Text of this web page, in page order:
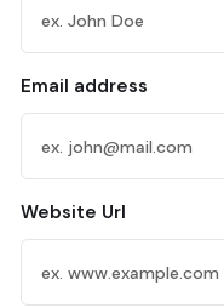
Email address
Website Url